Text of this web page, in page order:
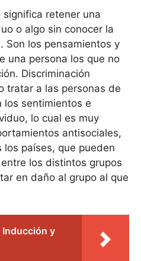
significa retener una
o algo sin conocer la
Son los pensamientos y
una persona los que no
Discriminación
tratar a las personas de
los sentimientos e
lo cual es muy
antisociales,
países, que pueden
los distintos grupos
en daño al grupo al que
Inducción y